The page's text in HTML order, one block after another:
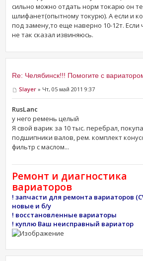
сильно можно отдать норм токарю он
шлифанет(опытному токурю). А если и
под замену,то еще наверно 10-12т. Если
не так сказал извиняюсь.
Re: Челябинск!!! Помогите с
Slayer » Чт, 05 май 2011 9:37
RusLanc
у него ремень целый
Я свой варик за 10 тыс. перебрал,
подшипники валов, рем. комплект
фильтр с маслом...
Ремонт и диагностика
вариаторов
! запчасти для ремонта вариаторов
новые и б/у
! восстановленные вариаторы
! куплю Ваш неисправный вариатор